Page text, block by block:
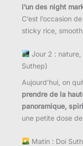
l’un des night
C’est l’occasion
sticky rice,
Jour 2 :
Suthep)
Aujourd’hui, on
prendre de la
panoramique,
une petite dose
Matin : Doi